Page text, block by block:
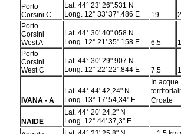
Porto
Corsini C
Lat. 44° 23' 26".531 N
Long. 12° 33' 37".486 E
19
Porto
Corsini
West A
Lat. 44° 30' 40".058 N
Long. 12° 21' 35".158 E
6,5
Porto
Corsini
West C
Lat. 44° 30' 29".907 N
Long. 12° 22' 22".844 E
7,5
IVANA - A
Lat. 44° 44' 42,24" N
Long. 13° 17' 54,34" E
In acque
Croate
NAIDE
Lat. 44° 20' 24,2" N
Long. 12° 44' 37,3" E